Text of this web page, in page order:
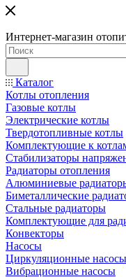
Интернет-магазин
Каталог
Котлы отопления
Газовые котлы
Электрические котлы
Твердотопливные котлы
Комплектующие к
Стабилизаторы
Радиаторы отопления
Алюминиевые
Биметаллические
Стальные радиаторы
Комплектующие для
Конвекторы
Насосы
Циркуляционные насосы
Вибрационные насосы